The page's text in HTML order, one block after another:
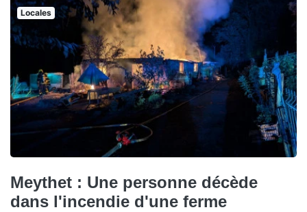
Locales
Meythet : Une personne décède
dans l'incendie d'une ferme